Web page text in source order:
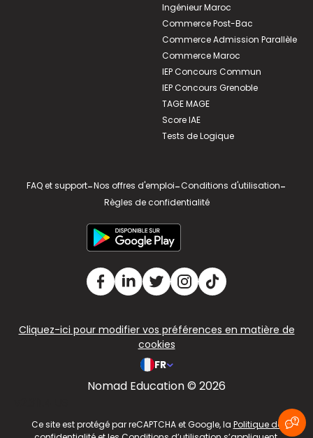
Ingénieur Maroc
Commerce Post-Bac
Commerce Admission Parallèle
Commerce Maroc
IEP Concours Commun
IEP Concours Grenoble
TAGE MAGE
Score IAE
Tests de Logique
FAQ et support-Nos offres d'emploi-Conditions d'utilisation-
Règles de confidentialité
Cliquez-ici pour modifier vos préférences en matière de
cookies
FR
Nomad Education © 2026
Ce site est protégé par reCAPTCHA et Google, la Politique de